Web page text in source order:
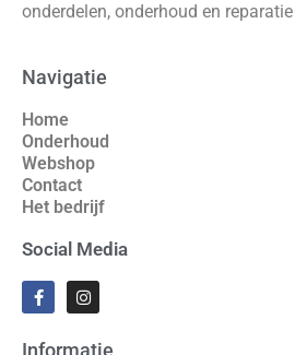
onderdelen, onderhoud en
Navigatie
Home
Onderhoud
Webshop
Contact
Het bedrijf
Social Media